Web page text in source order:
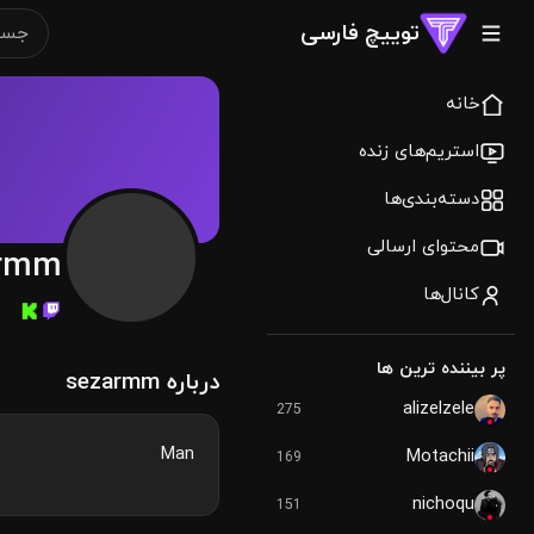
توییچ فارسی
خانه
استریم‌های زنده
دسته‌بندی‌ها
محتوای ارسالی
کانال‌ها
پر بیننده ترین ها
alizelzele
275
Motachii
169
nichoqu
151
درباره sezarmm
Man